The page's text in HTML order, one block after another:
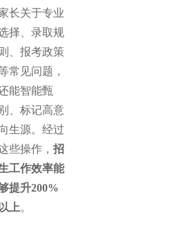
长关于专业
择、录取规
则、报考政策
常见问题，
能智能甄
、标记高意
生源。经过
些操作， 招
工作效率能
提升200%
以上。